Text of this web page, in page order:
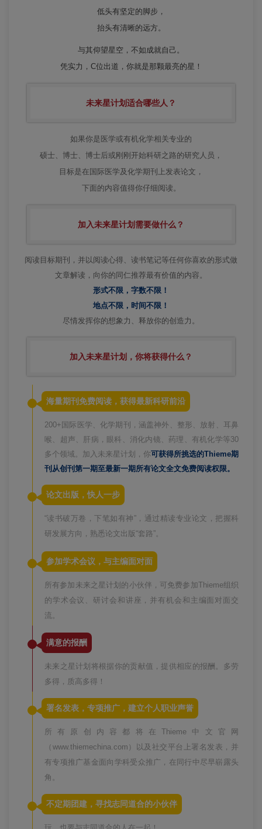
低头有坚定的脚步，
抬头有清晰的远方。
与其仰望星空，不如成就自己。
凭实力，C位出道，你就是那颗最亮的星！
未来星计划适合哪些人？
如果你是医学或有机化学相关专业的
硕士、博士、博士后或刚刚开始科研之路的研究人员，
目标是在国际医学及化学期刊上发表论文，
下面的内容值得你仔细阅读。
加入未来星计划需要做什么？
阅读目标期刊，并以阅读心得、读书笔记等任何你喜欢的形式做
文章解读， 向你的同仁推荐最有价值的内容。
形式不限，字数不限！
地点不限，时间不限！
尽情发挥你的想象力、释放你的创造力。
加入未来星计划，你将获得什么？
海量期刊免费阅读， 获得最新科研前沿
200+ 国际医学、化学期刊， 涵盖神外、整形、放射、耳鼻
喉、超声、肝病，眼科、消化内镜、药理、有机化学等30
多个领域。加入未来星计划，你可获得所挑选的Thieme期
刊从创刊第一期至最新一期所有论文全文免费阅读权限。
论文出版，快人一步
“读书破万卷，下笔如有神”，通过精读专业论文，把握科
研发展方向，熟悉论文出版“套路”。
参加学术会议，与主编面对面
所有参加未来之星计划的小伙伴，可免费参加Thieme组织
的学术会议、研讨会和讲座，并有机会和主编面对面交
流。
满意的报酬
未来之星计划将根据你的贡献值，提供相应的报酬。多劳
多得，质高多得！
署名发表，专项推广，建立个人职业声誉
所有原创内容都将在Thieme中文官网
（www.thiemechina.com）以及社交平台上署名发表，并
有专项推广基金面向学科受众推广，在同行中尽早崭露头
角。
不定期团建，寻找志同道合的小伙伴